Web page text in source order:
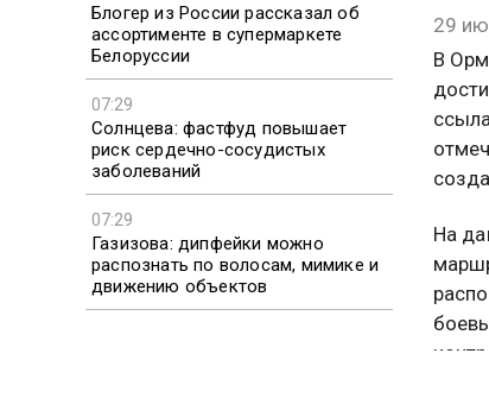
Блогер из России рассказал об
ассортименте в супермаркете
Белоруссии
07:29
Солнцева: фастфуд повышает
риск сердечно-сосудистых
заболеваний
07:29
Газизова: дипфейки можно
распознать по волосам, мимике и
движению объектов
29
В
На